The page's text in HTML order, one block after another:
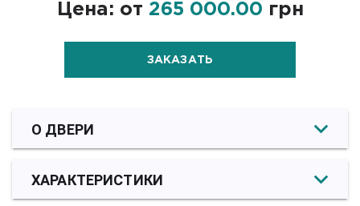
Цена: от 265 000.00 грн
ЗАКАЗАТЬ
О ДВЕРИ
ХАРАКТЕРИСТИКИ